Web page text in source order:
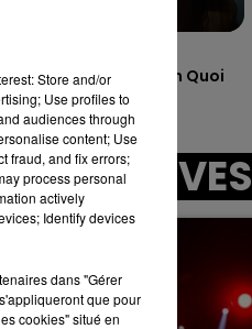
- 12h00
WEEK-END
Balance Ton Quoi
LES LIVES
Store and/or
Use profiles to
audiences through
content; Use
fraud, and fix errors;
process personal
actively
Identify devices
dans "Gérer
que pour
cookies" situé en